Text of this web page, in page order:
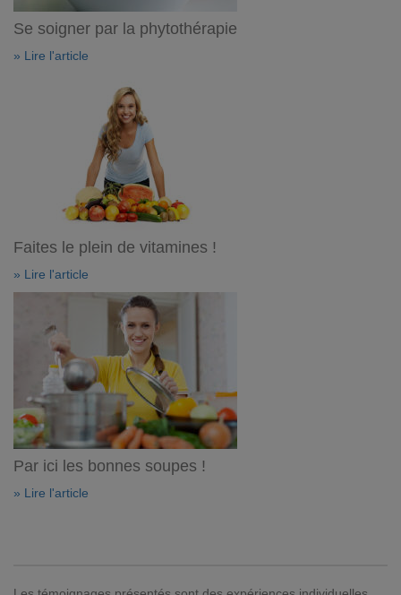
Se soigner par la phytothérapie
» Lire l'article
Faites le plein de vitamines !
» Lire l'article
Par ici les bonnes soupes !
» Lire l'article